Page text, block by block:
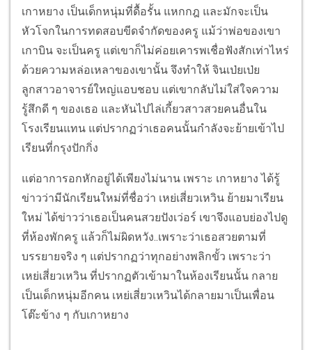
เกาหยาง เป็นเด็กหนุ่มที่ดื้อรั้น แหกกฎ และมักจะเป็น
หัวโจกในการทดสอบขีดจำกัดของครู แม้ว่าพ่อของเขา
เกาบิน จะเป็นครู แต่เขาก็ไม่ค่อยเคารพเชื่อฟังสักเท่าไหร่
ด้วยความหล่อเหลาของเขานั้น จึงทำให้ จินเป่ยเป่ย
ลูกสาวอาจารย์ใหญ่แอบชอบ แต่เขากลับไม่ใส่ใจความ
รู้สึกดี ๆ ของเธอ และหันไปไล่เกี้ยวสาวสวยคนอื่นใน
โรงเรียนแทน แต่ปรากฏว่าเธอคนนั้นกำลังจะย้ายเข้าไป
เรียนที่กรุงปักกิ่ง
แต่อาการอกหักอยู่ได้เพียงไม่นาน เพราะ เกาหยาง ได้รู้
ข่าวว่ามีนักเรียนใหม่ที่ชื่อว่า เหย่เสี่ยวเหวิน ย้ายมาเรียน
ใหม่ ได้ข่าวว่าเธอเป็นคนสวยปังเว่อร์ เขาจึงแอบย่องไปดู
ที่ห้องพักครู แล้วก็ไม่ผิดหวัง..เพราะว่าเธอสวยตามที่
บรรยายจริง ๆ แต่ปรากฏว่าทุกอย่างพลิกขั้ว เพราะว่า
เหย่เสี่ยวเหวิน ที่ปรากฏตัวเข้ามาในห้องเรียนนั้น กลาย
เป็นเด็กหนุ่มอีกคน เหย่เสี่ยวเหวินได้กลายมาเป็นเพื่อน
โต๊ะข้าง ๆ กับเกาหยาง